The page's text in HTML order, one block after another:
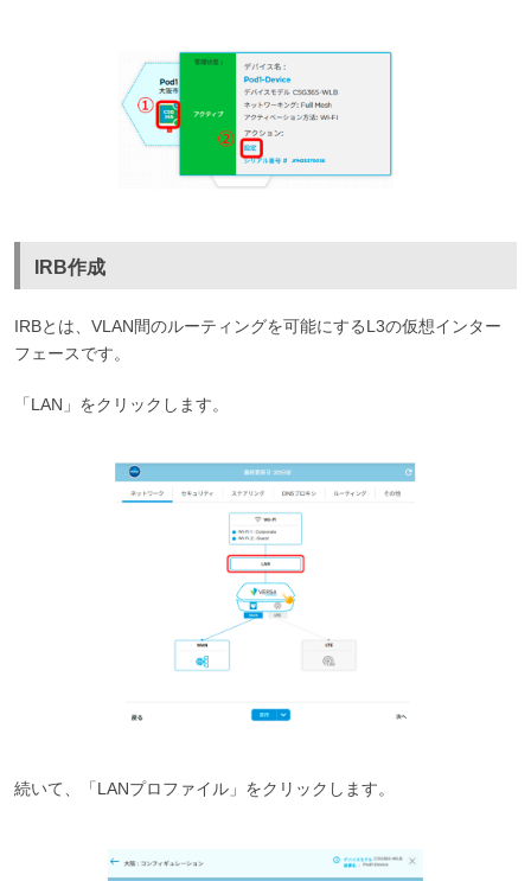
IRB作成
IRBとは、VLAN間のルーティングを可能にするL3の仮想インター
フェースです。
「LAN」をクリックします。
続いて、「LANプロファイル」をクリックします。